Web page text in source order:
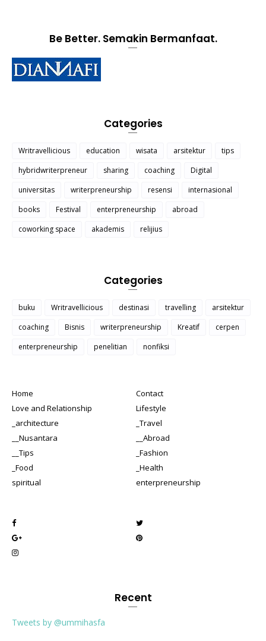
Be Better. Semakin Bermanfaat.
Categories
Writravellicious education wisata arsitektur
tips
hybridwriterpreneur
sharing coaching
Digital
universitas
writerpreneurship resensi
internasional
books
Festival enterpreneurship
abroad
coworking space
akademis relijius
Categories
buku Writravellicious destinasi travelling
arsitektur
coaching
Bisnis writerpreneurship Kreatif
cerpen
enterpreneurship
penelitian nonfiksi
Home
Contact
Love and Relationship
Lifestyle
_architecture
_Travel
__Nusantara
__Abroad
__Tips
_Fashion
_Food
_Health
spiritual
enterpreneurship
Recent
Tweets by @ummihasfa